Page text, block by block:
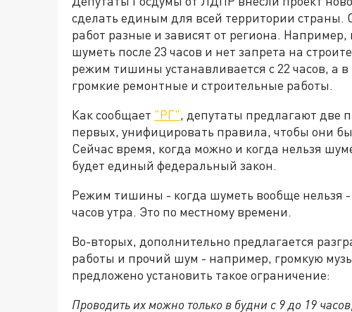
сделать единым для всей территории
работ разные и зависят от региона.
шуметь после 23 часов и нет запрета на
режим тишины устанавливается с 22 часов, а
громкие ремонтные и строительные работы.
Как сообщает "РГ", депутаты предлагают
первых, унифицировать правила, чтобы они
Сейчас время, когда можно и когда нельзя
будет единый федеральный закон.
Режим тишины - когда шуметь вообще нельзя -
часов утра. Это по местному времени.
Во-вторых, дополнительно предлагается
работы и прочий шум - например, громкую
предложено установить такое ограничение:
Проводить их можно только в будни с 9 до 19